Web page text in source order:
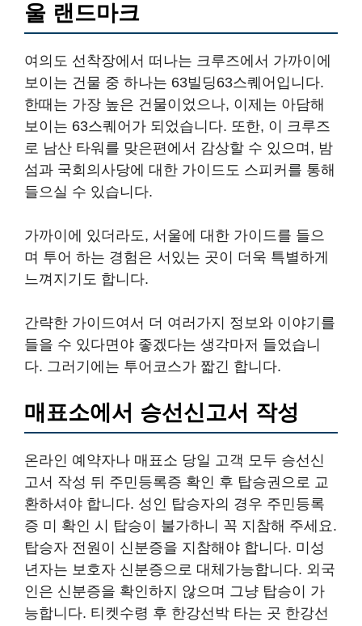
울 랜드마크
여의도 선착장에서 떠나는 크루즈에서 가까이에
보이는 건물 중 하나는 63빌딩63스퀘어입니다.
한때는 가장 높은 건물이었으나, 이제는 아담해
보이는 63스퀘어가 되었습니다. 또한, 이 크루즈
로 남산 타워를 맞은편에서 감상할 수 있으며, 밤
섬과 국회의사당에 대한 가이드도 스피커를 통해
들으실 수 있습니다.
가까이에 있더라도, 서울에 대한 가이드를 들으
며 투어 하는 경험은 서있는 곳이 더욱 특별하게
느껴지기도 합니다.
간략한 가이드여서 더 여러가지 정보와 이야기를
들을 수 있다면야 좋겠다는 생각마저 들었습니
다. 그러기에는 투어코스가 짧긴 합니다.
매표소에서 승선신고서 작성
온라인 예약자나 매표소 당일 고객 모두 승선신
고서 작성 뒤 주민등록증 확인 후 탑승권으로 교
환하셔야 합니다. 성인 탑승자의 경우 주민등록
증 미 확인 시 탑승이 불가하니 꼭 지참해 주세요.
탑승자 전원이 신분증을 지참해야 합니다. 미성
년자는 보호자 신분증으로 대체가능합니다. 외국
인은 신분증을 확인하지 않으며 그냥 탑승이 가
능합니다. 티켓수령 후 한강선박 타는 곳 한강선